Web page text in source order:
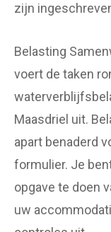
zijn
Belasting
voert de taken
Maasdriel uit.
apart benaderd
formulier. Je
opgave te doen
uw